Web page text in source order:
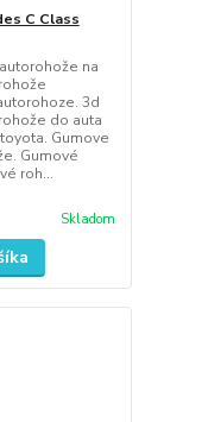
C Class
na
3d
do auta
Gumove
Gumové
roh...
Skladom